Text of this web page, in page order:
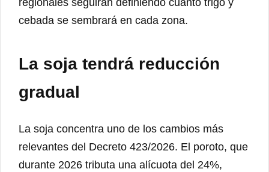
regionales seguirán definiendo cuánto trigo y
cebada se sembrará en cada zona.
La soja tendrá reducción
gradual
La soja concentra uno de los cambios más
relevantes del Decreto 423/2026. El poroto, que
durante 2026 tributa una alícuota del 24%,